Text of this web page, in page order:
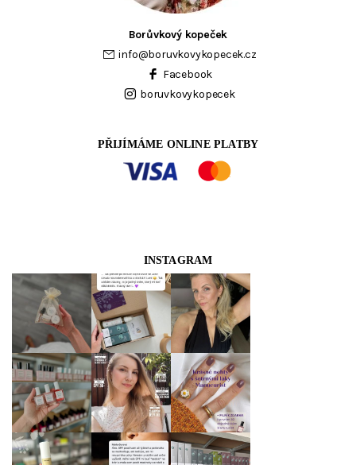
Borůvkový kopeček
info@boruvkovykopecek.cz
Facebook
boruvkovykopecek
PŘIJÍMÁME ONLINE PLATBY
INSTAGRAM